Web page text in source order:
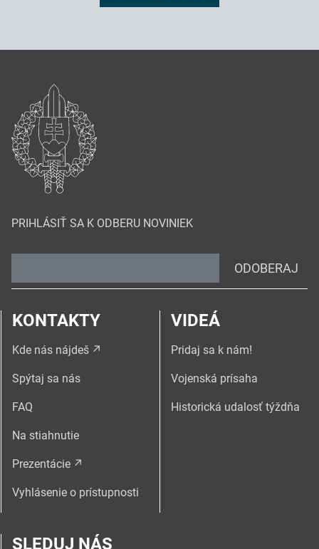
PRIHLÁSIŤ SA K ODBERU NOVINIEK
ODOBERAJ
KONTAKTY
Kde nás nájdeš
Spýtaj sa nás
FAQ
Na stiahnutie
Prezentácie
Vyhlásenie o prístupnosti
VIDEÁ
Pridaj sa k nám!
Vojenská prísaha
Historická udalosť týždňa
SLEDUJ NÁS